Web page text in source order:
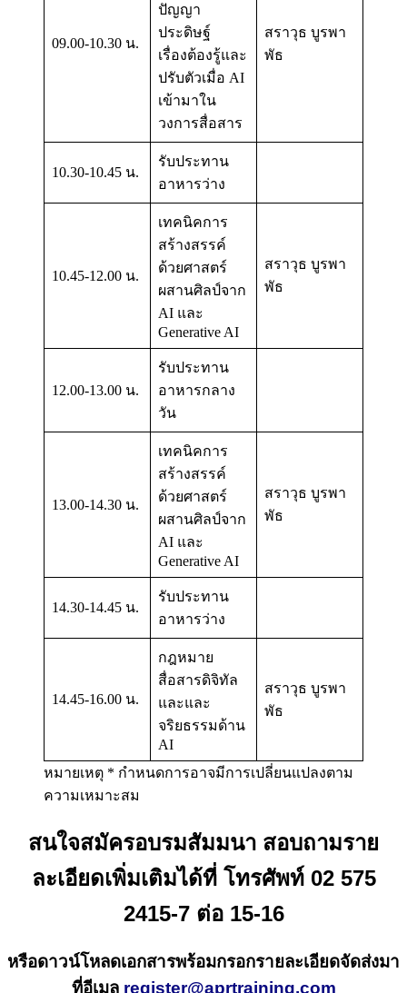
09.00-10.30 น.
ปัญญา
ประดิษฐ์
เรื่องต้องรู้และ
ปรับตัวเมื่อ AI
เข้ามาใน
วงการสื่อสาร
สราวุธ บูรพา
พัธ
10.30-10.45 น.
รับประทาน
อาหารว่าง
10.45-12.00 น.
เทคนิคการ
สร้างสรรค์
ด้วยศาสตร์
ผสานศิลป์จาก
AI และ
Generative AI
สราวุธ บูรพา
พัธ
12.00-13.00 น.
รับประทาน
อาหารกลาง
วัน
13.00-14.30 น.
เทคนิคการ
สร้างสรรค์
ด้วยศาสตร์
ผสานศิลป์จาก
AI และ
Generative AI
สราวุธ บูรพา
พัธ
14.30-14.45 น.
รับประทาน
อาหารว่าง
14.45-16.00 น.
กฎหมาย
สื่อสารดิจิทัล
และและ
จริยธรรมด้าน
AI
สราวุธ บูรพา
พัธ
หมายเหตุ * กำหนดการอาจมีการเปลี่ยนแปลงตาม
ความเหมาะสม
สนใจสมัครอบรมสัมมนา สอบถามราย
ละเอียดเพิ่มเติมได้ที่ โทรศัพท์ 02 575
2415-7 ต่อ 15-16
หรือดาวน์โหลดเอกสารพร้อมกรอกรายละเอียดจัดส่งมา
ที่อีเมล register@aprtraining.com